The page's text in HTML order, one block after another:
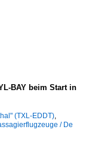
BAY beim Start in
(TXL-EDDT)
/ De